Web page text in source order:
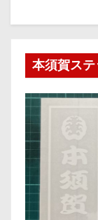
本須賀ス